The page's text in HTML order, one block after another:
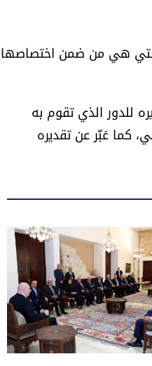
هي من ضمن اختصاصها
للدور الذي تقوم به
كما عَبَّر عن تقديره